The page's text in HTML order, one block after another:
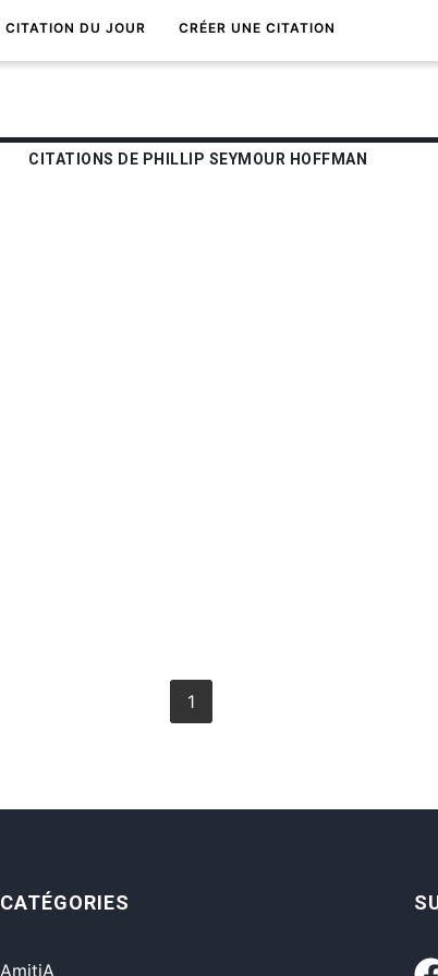
CITATION DU JOUR CRÉER UNE CITATION
CITATIONS DE PHILLIP SEYMOUR HOFFMAN
1
CATÉGORIES
AmitiA